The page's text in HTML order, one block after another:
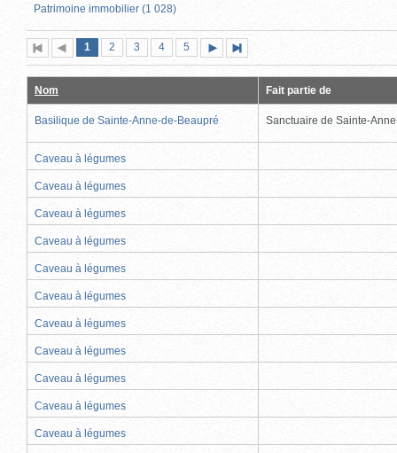
Patrimoine immobilier (1 028)
Première
page
Page
précédente
Page
1 (page
actuelle)
Page
2 Page
3 Page
4 Page
5
suivante
page
Nom Fait partie de
Basilique de Sainte-Anne-de-Beaupré Sanctuaire de Sainte-
Caveau à légumes
Caveau à légumes
Caveau à légumes
Caveau à légumes
Caveau à légumes
Caveau à légumes
Caveau à légumes
Caveau à légumes
Caveau à légumes
Caveau à légumes
Caveau à légumes